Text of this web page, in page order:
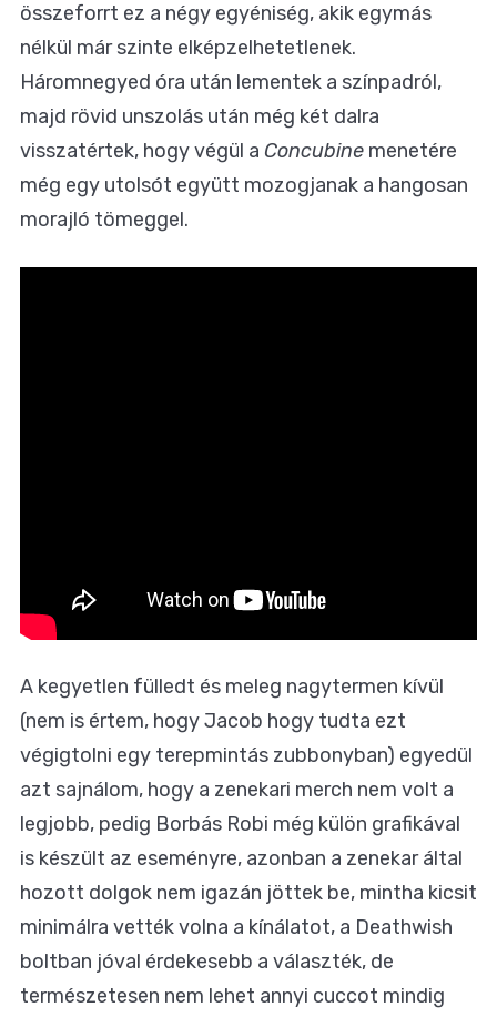
összeforrt ez a négy egyéniség, akik egymás
nélkül már szinte elképzelhetetlenek.
Háromnegyed óra után lementek a színpadról,
majd rövid unszolás után még két dalra
visszatértek, hogy végül a Concubine menetére
még egy utolsót együtt mozogjanak a hangosan
morajló tömeggel.
A kegyetlen fülledt és meleg nagytermen kívül
(nem is értem, hogy Jacob hogy tudta ezt
végigtolni egy terepmintás zubbonyban) egyedül
azt sajnálom, hogy a zenekari merch nem volt a
legjobb, pedig Borbás Robi még külön grafikával
is készült az eseményre, azonban a zenekar által
hozott dolgok nem igazán jöttek be, mintha kicsit
minimálra vették volna a kínálatot, a Deathwish
boltban jóval érdekesebb a választék, de
természetesen nem lehet annyi cuccot mindig